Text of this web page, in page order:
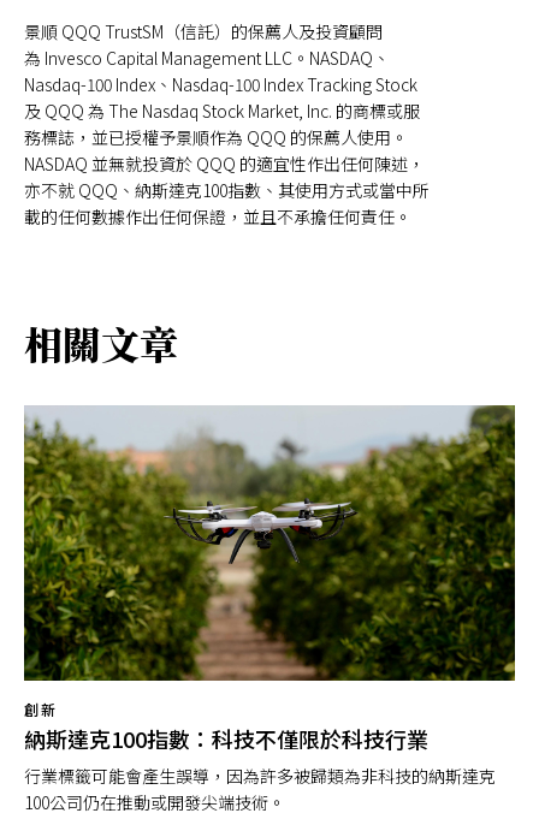
景順 QQQ TrustSM（信託）的保薦人及投資顧問
為 Invesco Capital Management LLC。NASDAQ、
Nasdaq-100 Index、Nasdaq-100 Index Tracking Stock
及 QQQ 為 The Nasdaq Stock Market, Inc. 的商標或服
務標誌，並已授權予景順作為 QQQ 的保薦人使用。
NASDAQ 並無就投資於 QQQ 的適宜性作出任何陳述，
亦不就 QQQ、納斯達克100指數、其使用方式或當中所
載的任何數據作出任何保證，並且不承擔任何責任。
相關文章
創新
納斯達克100指數：科技不僅限於科技行業
行業標籤可能會產生誤導，因為許多被歸類為非科技的納斯達克
100公司仍在推動或開發尖端技術。